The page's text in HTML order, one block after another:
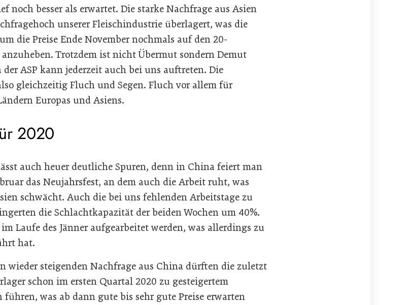
noch besser als erwartet. Die starke Nachfrage aus Asien
unserer Fleischindustrie überlagert, was die
die Preise Ende November nochmals auf den 20-
anzuheben. Trotzdem ist nicht Übermut sondern Demut
ASP kann jederzeit auch bei uns auftreten. Die
gleichzeitig Fluch und Segen. Fluch vor allem für
Europas und Asiens.
2020
auch heuer deutliche Spuren, denn in China feiert man
das Neujahrsfest, an dem auch die Arbeit ruht, was
schwächt. Auch die bei uns fehlenden Arbeitstage zu
die Schlachtkapazität der beiden Wochen um 40%.
Laufe des Jänner aufgearbeitet werden, was allerdings zu
hat.
wieder steigenden Nachfrage aus China dürften die zuletzt
schon im ersten Quartal 2020 zu gesteigertem
führen, was ab dann gute bis sehr gute Preise erwarten